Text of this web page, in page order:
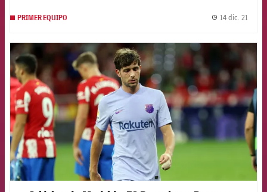
PRIMER EQUIPO 14 dic. 21
FCB Barcelona badge